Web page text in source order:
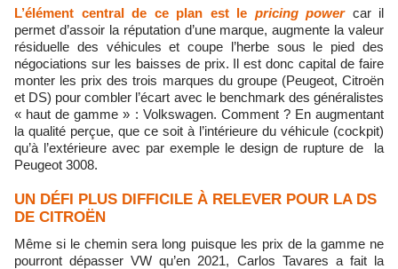
L’élément central de ce plan est le pricing power car il
permet d’assoir la réputation d’une marque, augmente la valeur
résiduelle des véhicules et coupe l’herbe sous le pied des
négociations sur les baisses de prix. Il est donc capital de faire
monter les prix des trois marques du groupe (Peugeot, Citroën
et DS) pour combler l’écart avec le benchmark des généralistes
« haut de gamme » : Volkswagen. Comment ? En augmentant
la qualité perçue, que ce soit à l’intérieure du véhicule (cockpit)
qu’à l’extérieure avec par exemple le design de rupture de la
Peugeot 3008.
UN DÉFI PLUS DIFFICILE À RELEVER POUR LA DS
DE CITROËN
Même si le chemin sera long puisque les prix de la gamme ne
pourront dépasser VW qu’en 2021, Carlos Tavares a fait la